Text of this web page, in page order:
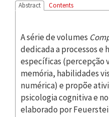
Abstract Contents
A série de volumes
dedicada a processos e
específicas (percepção
memória, habilidades
numérica) e propõe
psicologia cognitiva e
elaborado por